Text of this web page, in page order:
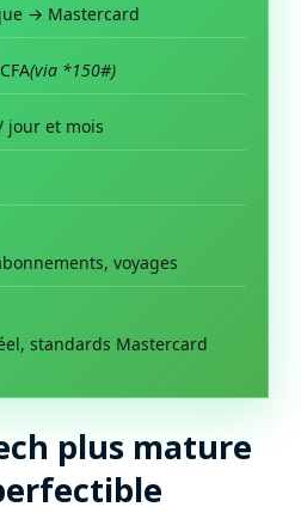
→ Mastercard
(via *150#)
jour et mois
voyages
standards Mastercard
plus mature